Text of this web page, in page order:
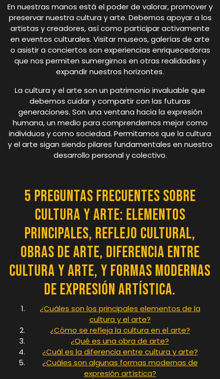
En nuestras manos está el poder de valorar, promover y
preservar nuestra cultura y arte. Debemos apoyar a los
artistas y creadores, así como participar activamente
en eventos culturales. Visitar museos, galerías de arte
o asistir a conciertos son experiencias enriquecedoras
que nos permiten sumergirnos en otras realidades y
expandir nuestros horizontes.
La cultura y el arte son un patrimonio invaluable que
debemos cuidar y compartir con las futuras
generaciones. Son una ventana hacia la expresión
humana, un medio para comprendernos mejor como
individuos y como sociedad. Permitamos que la cultura
y el arte sigan siendo pilares fundamentales en nuestro
desarrollo personal y colectivo.
5 Preguntas Frecuentes sobre
Cultura y Arte: Elementos
principales, reflejo cultural,
obras de arte, diferencia entre
cultura y arte, y formas modernas
de expresión artística.
¿Cuáles son los principales elementos de la
cultura y el arte?
¿Cómo se refleja la cultura en el arte?
¿Qué es una obra de arte?
¿Cuál es la diferencia entre cultura y arte?
¿Cuáles son algunas formas modernas de
expresión artística?